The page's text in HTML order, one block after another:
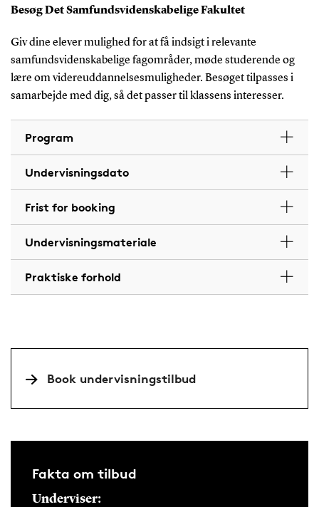
Besøg Det Samfundsvidenskabelige Fakultet
Giv dine elever mulighed for at få indsigt i relevante
samfundsvidenskabelige fagområder, møde studerende og
lære om videreuddannelsesmuligheder. Besøget tilpasses i
samarbejde med dig, så det passer til klassens interesser.
Program
Undervisningsdato
Frist for booking
Undervisningsmateriale
Praktiske forhold
Book undervisningstilbud
Fakta om tilbud
Underviser: